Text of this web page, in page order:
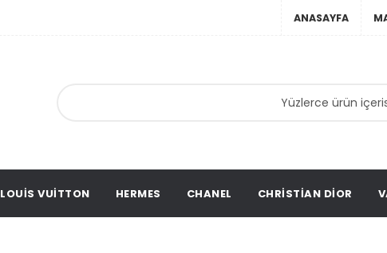
ANASAYFA
LOUIS VUITTON HERMES CHANEL CHRISTIAN DIOR